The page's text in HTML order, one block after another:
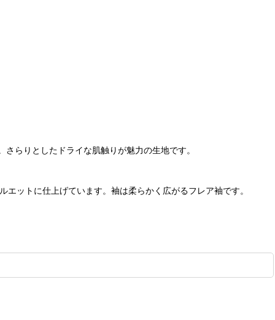
らりとしたドライな肌触りが魅力の生地です。
ットに仕上げています。袖は柔らかく広がるフレア袖です。